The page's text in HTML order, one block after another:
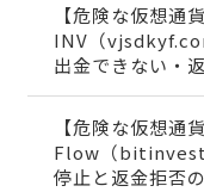
【危険な仮想通
INV（
出金できない・
【危険な仮想
Flow（
停止と返金拒否